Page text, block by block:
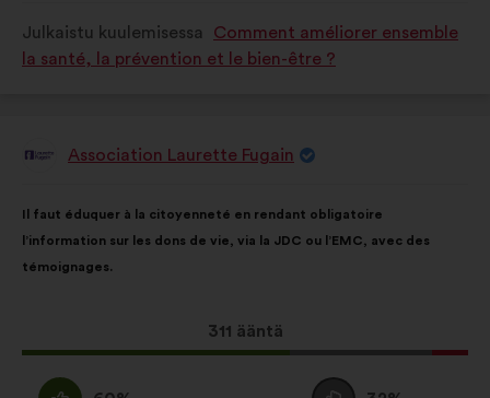
seuraavasti:
seuraavasti:
Julkaistu kuulemisessa
Comment améliorer ensemble
la santé, la prévention et le bien-être ?
EhdotusAssociation Laurette Fugain
sisältö:
Il faut éduquer à la citoyenneté en rendant obligatoire
l’information sur les dons de vie, via la JDC ou l’EMC, avec des
témoignages.
Tämä
ehdotus
311 ääntä
jakautuminen:
samaa
Äänestä